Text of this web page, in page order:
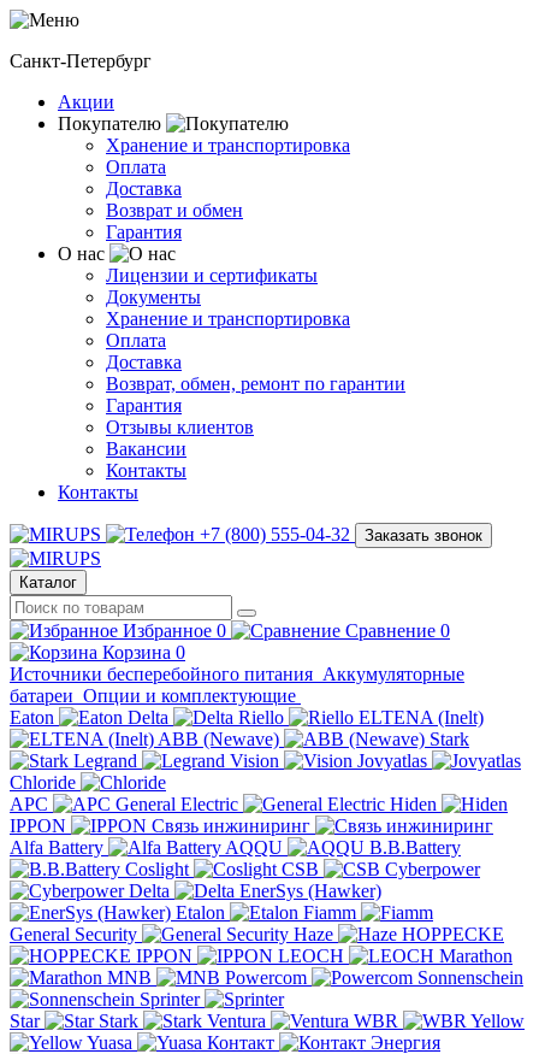
Санкт-Петербург
Акции
Покупателю
Хранение и транспортировка
Оплата
Доставка
Возврат и обмен
Гарантия
О нас
Лицензии и сертификаты
Документы
Хранение и транспортировка
Оплата
Доставка
Возврат, обмен, ремонт по гарантии
Гарантия
Отзывы клиентов
Вакансии
Контакты
Контакты
+7 (800) 555-04-32 Заказать звонок
Каталог
Избранное 0 Сравнение 0
Корзина 0
Источники бесперебойного питания Аккумуляторные
батареи Опции и комплектующие
Eaton
Delta Riello
ELTENA (Inelt)
ABB (Newave)
Stark
Legrand
Vision
Jovyatlas
Chloride
APC
General Electric
Hiden
IPPON
Связь инжиниринг
Alfa Battery
AQQU
B.B.Battery
Coslight
CSB
Cyberpower
Delta
EnerSys (Hawker)
Etalon
Fiamm
General Security
Haze
HOPPECKE
IPPON
LEOCH
Marathon
MNB
Powercom
Sonnenschein
Sprinter
Star
Stark Ventura WBR
Yellow
Yuasa
Контакт Энергия